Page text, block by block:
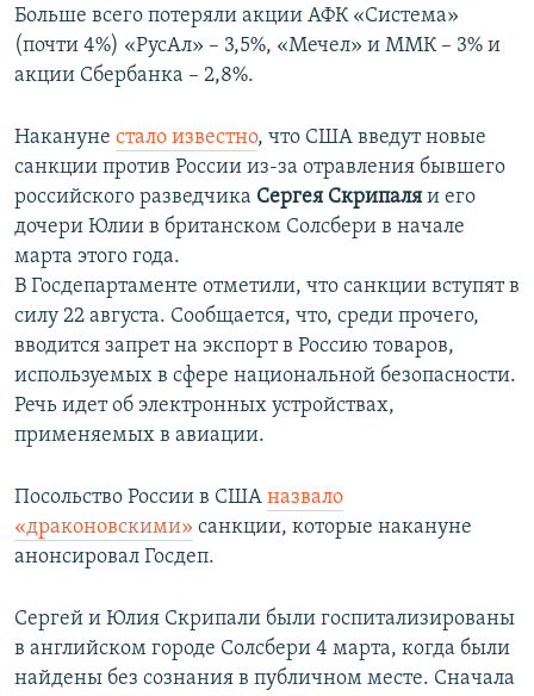
Больше всего потеряли акции АФК «Система»
(почти 4%) «РусАл» – 3,5%, «Мечел» и ММК – 3% и
акции Сбербанка – 2,8%.
Накануне стало известно, что США введут новые
санкции против России из-за отравления бывшего
российского разведчика Сергея Скрипаля и его
дочери Юлии в британском Солсбери в начале
марта этого года.
В Госдепартаменте отметили, что санкции вступят в
силу 22 августа. Сообщается, что, среди прочего,
вводится запрет на экспорт в Россию товаров,
используемых в сфере национальной безопасности.
Речь идет об электронных устройствах,
применяемых в авиации.
Посольство России в США назвало
«драконовскими» санкции, которые накануне
анонсировал Госдеп.
Сергей и Юлия Скрипали были госпитализированы
в английском городе Солсбери 4 марта, когда были
найдены без сознания в публичном месте. Сначала